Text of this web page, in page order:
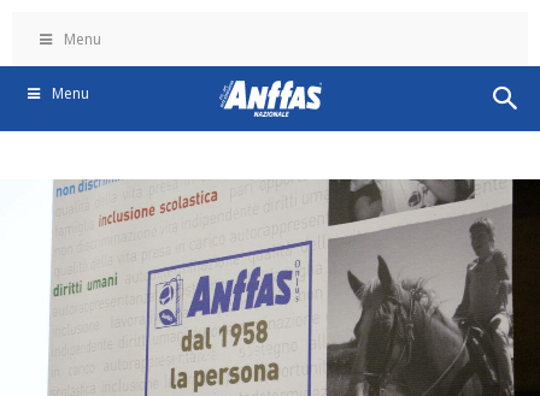
Menu
Menu